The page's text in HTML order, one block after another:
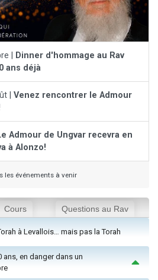
|
Dinner d'hommage au Rav
ans déjà
| Venez rencontrer le Admour
Admour de Ungvar recevra en
à Alonzo!
les événements à venir
Cours Questions au Rav
à Levallois… mais pas la Torah
ans, en danger dans un